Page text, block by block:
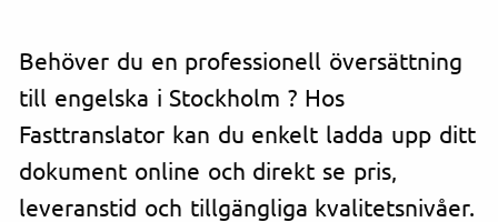
Behöver du en professionell översättning
till engelska i Stockholm ? Hos
Fasttranslator kan du enkelt ladda upp ditt
dokument online och direkt se pris,
leveranstid och tillgängliga kvalitetsnivåer.